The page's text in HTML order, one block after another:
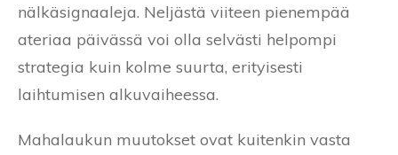
nälkäsignaaleja. Neljästä viiteen pienempää
ateriaa päivässä voi olla selvästi helpompi
strategia kuin kolme suurta, erityisesti
laihtumisen alkuvaiheessa.
Mahalaukun muutokset ovat kuitenkin vasta